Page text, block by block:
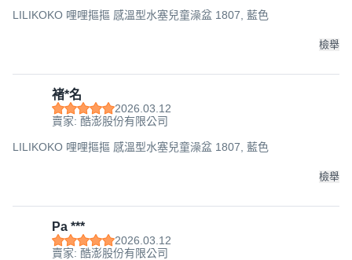
LILIKOKO 哩哩摳摳 感溫型水塞兒童澡盆 1807, 藍色
檢舉
褚*名
2026.03.12
賣家: 酷澎股份有限公司
LILIKOKO 哩哩摳摳 感溫型水塞兒童澡盆 1807, 藍色
檢舉
Pa ***
2026.03.12
賣家: 酷澎股份有限公司